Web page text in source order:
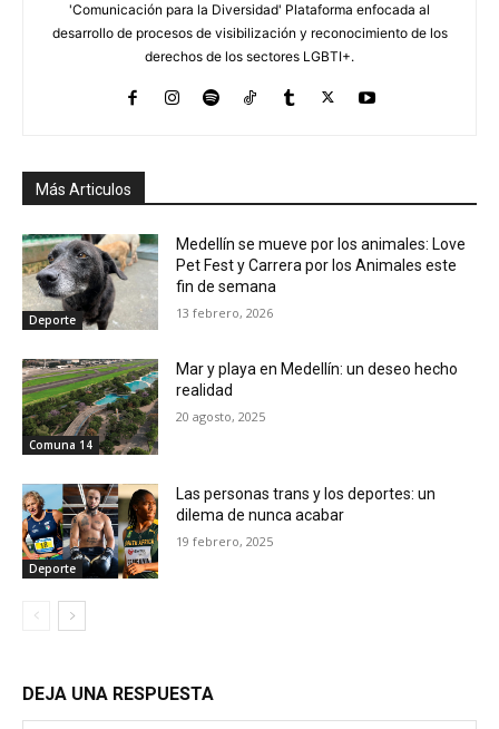
'Comunicación para la Diversidad' Plataforma enfocada al
desarrollo de procesos de visibilización y reconocimiento de los
derechos de los sectores LGBTI+.
Más Articulos
Deporte
Medellín se mueve por los animales: Love
Pet Fest y Carrera por los Animales este
fin de semana
13 febrero, 2026
Comuna 14
Mar y playa en Medellín: un deseo hecho
realidad
20 agosto, 2025
Deporte
Las personas trans y los deportes: un
dilema de nunca acabar
19 febrero, 2025
DEJA UNA RESPUESTA